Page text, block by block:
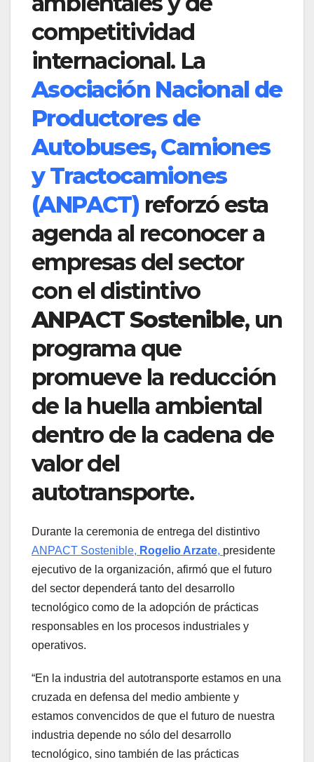
competitividad
internacional. La
Asociación Nacional de
Productores de
Autobuses, Camiones
y Tractocamiones
(ANPACT)reforzó esta
agenda al reconocer a
empresas del sector
con el distintivo
ANPACT Sostenible, un
programa que
promueve la reducción
de la huella ambiental
dentro de la cadena de
valor del
autotransporte.
Durante la ceremonia de entrega del distintivo
ANPACT Sostenible, Rogelio Arzate, presidente
ejecutivo de la organización, afirmó que el futuro
del sector dependerá tanto del desarrollo
tecnológico como de la adopción de prácticas
responsables en los procesos industriales y
operativos.
“En la industria del autotransporte estamos en una
cruzada en defensa del medio ambiente y
estamos convencidos de que el futuro de nuestra
industria depende no sólo del desarrollo
tecnológico, sino también de las prácticas